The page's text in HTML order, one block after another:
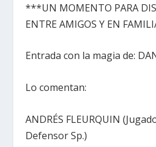
***UN MOMENTO PARA
ENTRE AMIGOS Y EN
Entrada con la magia de:
Lo comentan:
ANDRÉS FLEURQUIN
Defensor Sp.)